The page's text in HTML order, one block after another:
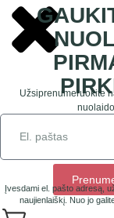
Užsiprenumeruokite
Įvesdami el. pašto adresą,
naujienlaiškį. Nuo jo